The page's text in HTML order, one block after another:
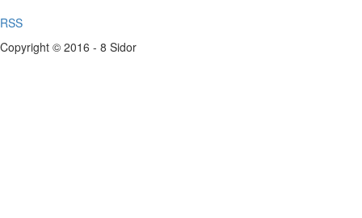
RSS
Copyright © 2016 - 8 Sidor